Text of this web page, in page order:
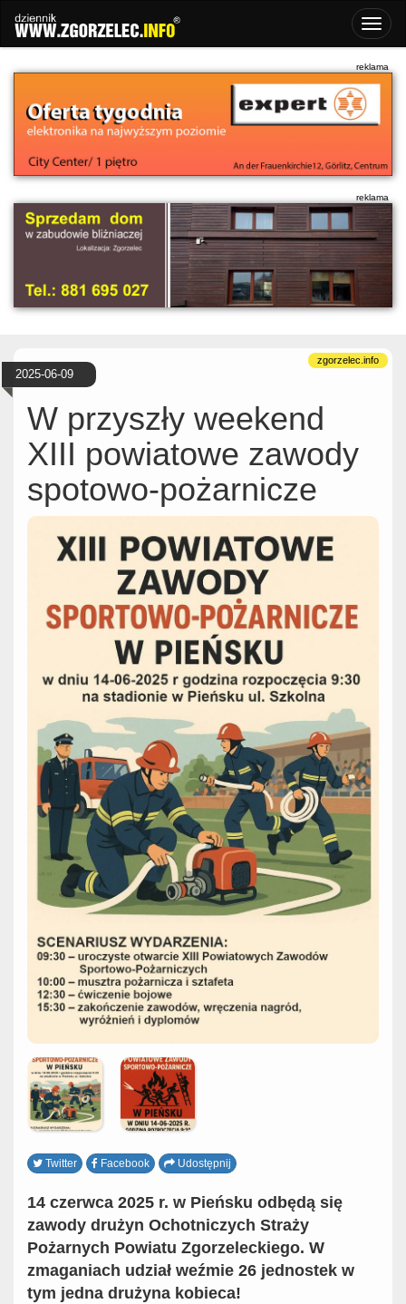
2025-06-09
W przyszły weekend
XIII powiatowe zawody
spotowo-pożarnicze
Twitter Facebook Udostępnij
14 czerwca 2025 r. w Pieńsku odbędą się
zawody drużyn Ochotniczych Straży
Pożarnych Powiatu Zgorzeleckiego. W
zmaganiach udział weźmie 26 jednostek w
tym jedna drużyna kobieca!